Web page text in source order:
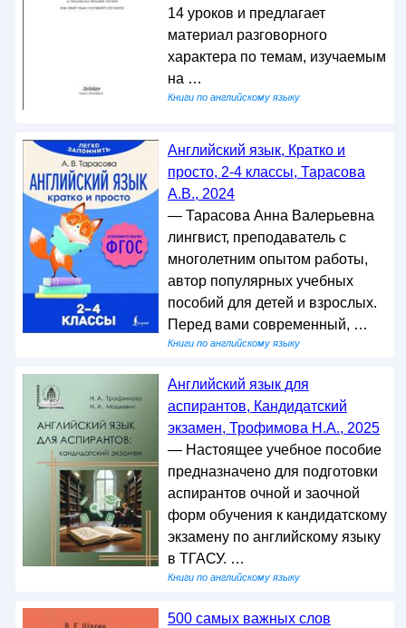
14 уроков и предлагает
материал разговорного
характера по темам, изучаемым
на …
Книги по английскому языку
Английский язык, Кратко и
просто, 2-4 классы, Тарасова
А.В., 2024
— Тарасова Анна Валерьевна
лингвист, преподаватель с
многолетним опытом работы,
автор популярных учебных
пособий для детей и взрослых.
Перед вами современный, …
Книги по английскому языку
Английский язык для
аспирантов, Кандидатский
экзамен, Трофимова Н.А., 2025
— Настоящее учебное пособие
предназначено для подготовки
аспирантов очной и заочной
форм обучения к кандидатскому
экзамену по английскому языку
в ТГАСУ. …
Книги по английскому языку
500 самых важных слов